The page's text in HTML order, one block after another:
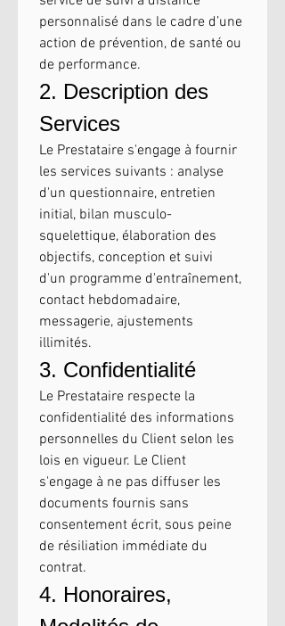
personnalisé dans le cadre d’une
action de prévention, de santé ou
de performance.
2. Description des
Services
Le Prestataire s'engage à fournir
les services suivants : analyse
d'un questionnaire, entretien
initial, bilan musculo-
squelettique, élaboration des
objectifs, conception et suivi
d'un programme d'entraînement,
contact hebdomadaire,
messagerie, ajustements
illimités.
3. Confidentialité
Le Prestataire respecte la
confidentialité des informations
personnelles du Client selon les
lois en vigueur. Le Client
s'engage à ne pas diffuser les
documents fournis sans
consentement écrit, sous peine
de résiliation immédiate du
contrat.
4. Honoraires,